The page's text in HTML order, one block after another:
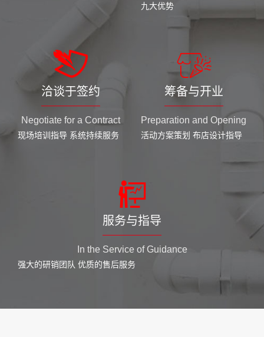
九大优势
洽谈于签约
Negotiate for a Contract
现场培训指导 系统持续服务
筹备与开业
Preparation and Opening
活动方案策划 布店设计指导
服务与指导
In the Service of Guidance
强大的研销团队 优质的售后服务